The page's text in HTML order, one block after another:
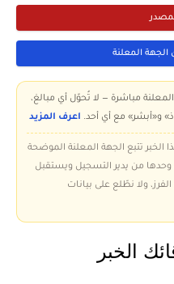
الجهة المعلنة
مباشرة — لا تُحوّل أي مبالغ،
و«أبشر» مع أي أحد. اعرف المزيد
الخبر تتبع الجهة المعلنة الموضحة
من يدير التسجيل ويستقبل
ولا نطّلع على بيانات
الخبر